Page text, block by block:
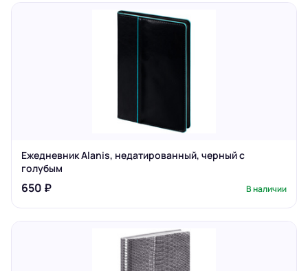
Ежедневник Alanis, недатированный, черный с
голубым
650 ₽ В наличии